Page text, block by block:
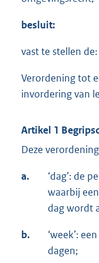
besluit:
vast te stellen de:
Verordening tot
invordering van
Artikel 1
Deze
a.
‘dag’: de
waarbij
dag wordt
b.
‘week’:
dagen;